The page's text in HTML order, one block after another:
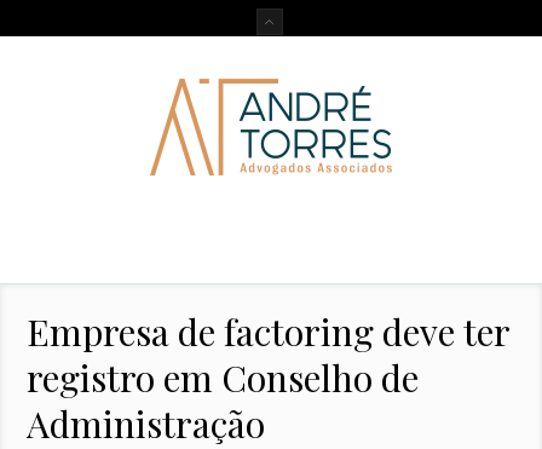
Empresa de factoring deve ter
registro em Conselho de
Administração